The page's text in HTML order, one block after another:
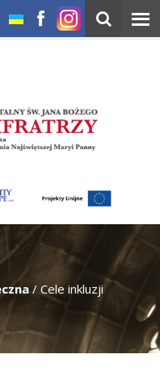
/Cele inkluzji